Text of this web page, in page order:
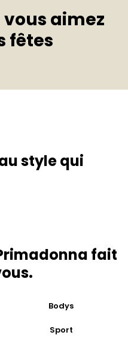
vous aimez
fêtes
style qui
fait
Bodys
Sport